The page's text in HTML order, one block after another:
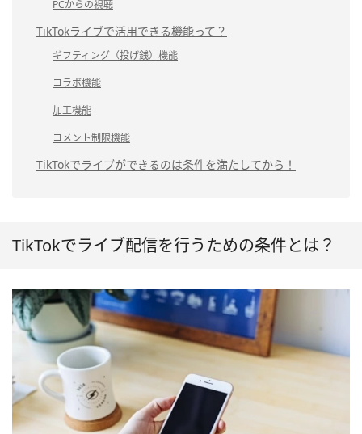
PCからの視聴
TikTokライブで活用できる機能って？
ギフティング（投げ銭）機能
コラボ機能
加工機能
コメント制限機能
TikTokでライブができるのは条件を満たしてから！
TikTokでライブ配信を行うための条件とは？